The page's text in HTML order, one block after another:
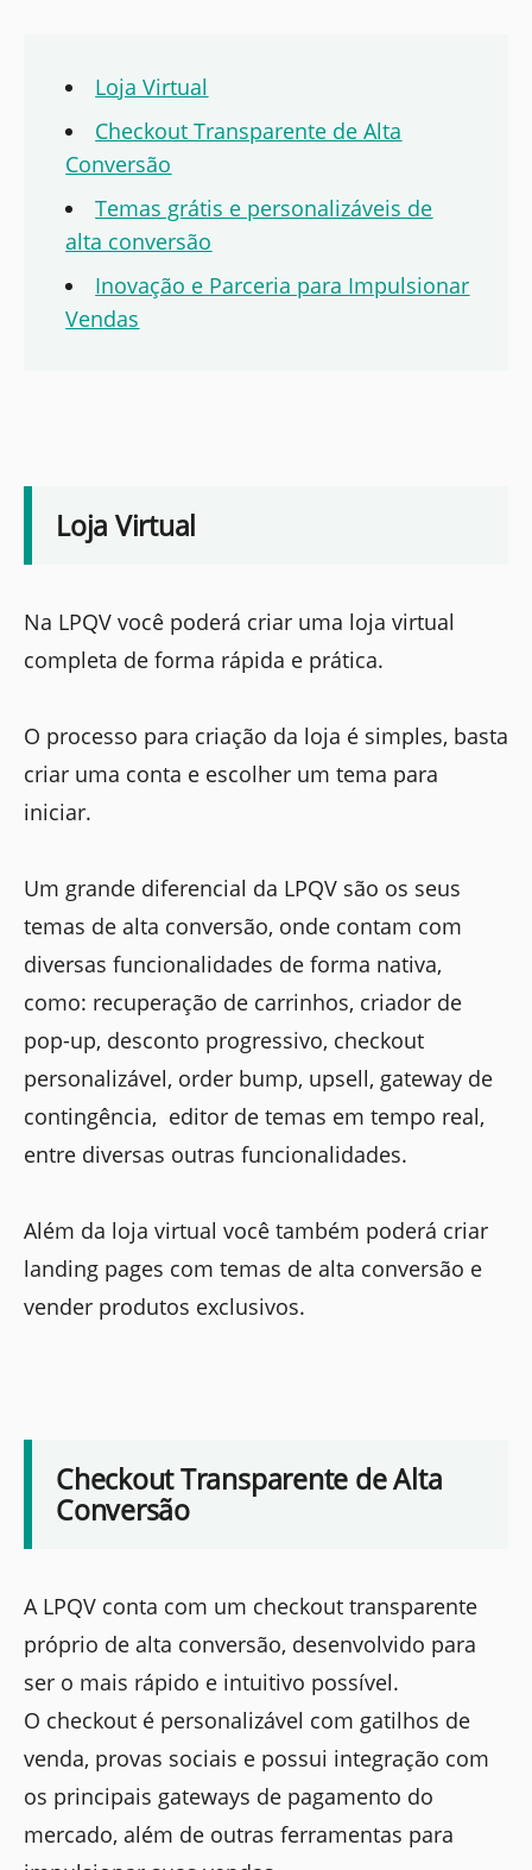
Loja Virtual
Checkout Transparente de Alta
Conversão
Temas grátis e personalizáveis de
alta conversão
Inovação e Parceria para Impulsionar
Vendas
Loja Virtual
Na LPQV você poderá criar uma loja virtual
completa de forma rápida e prática.
O processo para criação da loja é simples, basta
criar uma conta e escolher um tema para
iniciar.
Um grande diferencial da LPQV são os seus
temas de alta conversão, onde contam com
diversas funcionalidades de forma nativa,
como: recuperação de carrinhos, criador de
pop-up, desconto progressivo, checkout
personalizável, order bump, upsell, gateway de
contingência, editor de temas em tempo real,
entre diversas outras funcionalidades.
Além da loja virtual você também poderá criar
landing pages com temas de alta conversão e
vender produtos exclusivos.
Checkout Transparente de Alta
Conversão
A LPQV conta com um checkout transparente
próprio de alta conversão, desenvolvido para
ser o mais rápido e intuitivo possível.
O checkout é personalizável com gatilhos de
venda, provas sociais e possui integração com
os principais gateways de pagamento do
mercado, além de outras ferramentas para